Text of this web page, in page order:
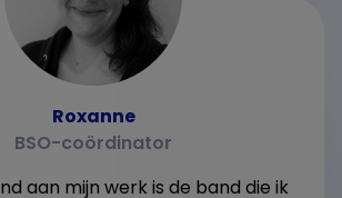
Roxanne
BSO-coördinator
aan mijn werk is de band die ik